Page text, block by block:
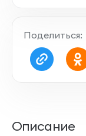
Поделиться:
Описание